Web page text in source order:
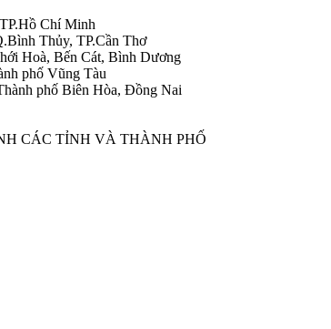
Chí Minh
Thủy, TP.Cần Thơ
Hoà, Bến Cát, Bình Dương
phố Vũng Tàu
phố Biên Hòa, Đồng Nai
CÁC TỈNH VÀ THÀNH PHỐ